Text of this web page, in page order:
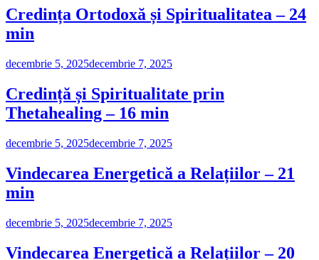
Credința Ortodoxă și Spiritualitatea – 24
min
decembrie 5, 2025decembrie 7, 2025
Credință și Spiritualitate prin
Thetahealing – 16 min
decembrie 5, 2025decembrie 7, 2025
Vindecarea Energetică a Relațiilor – 21
min
decembrie 5, 2025decembrie 7, 2025
Vindecarea Energetică a Relațiilor – 20